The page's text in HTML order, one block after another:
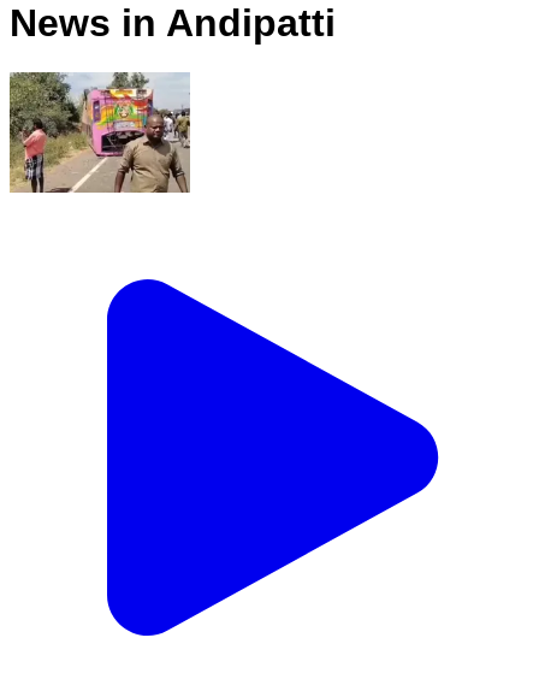
News in Andipatti